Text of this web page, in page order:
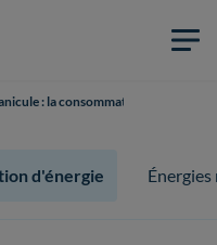
: la consommation d'électricité
d'énergie